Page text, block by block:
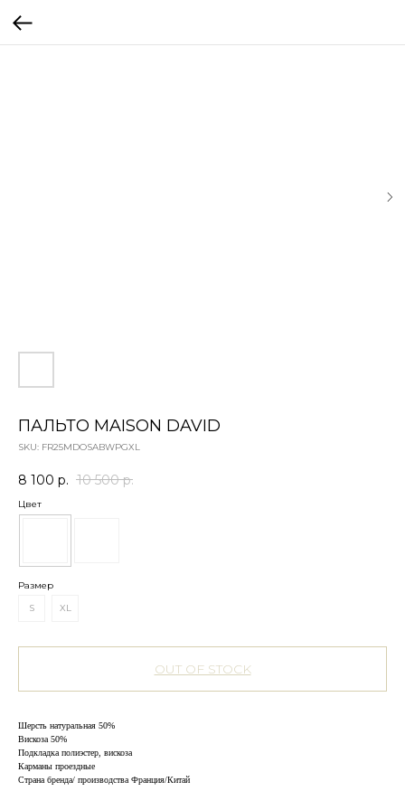
ПАЛЬТО MAISON DAVID
SKU: FR25MDOSABWPGXL
8 100 р. 10 500 р.
Цвет
Размер
S
XL
OUT OF STOCK
Шерсть натуральная 50%
Вискоза 50%
Подкладка полиэстер, вискоза
Карманы проездные
Страна бренда/ производства Франция/Китай